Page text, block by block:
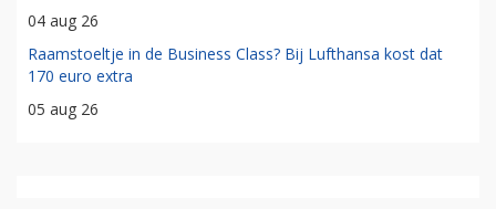
04 aug 26
Raamstoeltje in de Business Class? Bij Lufthansa kost dat
170 euro extra
05 aug 26